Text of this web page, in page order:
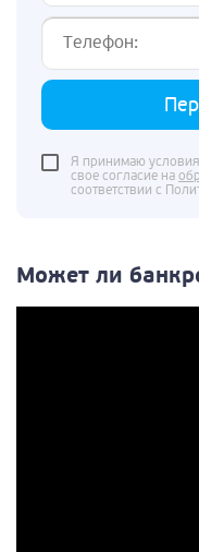
Я принимаю условия
свое согласие на
соответствии с
Может ли